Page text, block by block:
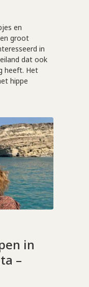
en
groot
in
dat ook
heeft. Het
hippe
in
–